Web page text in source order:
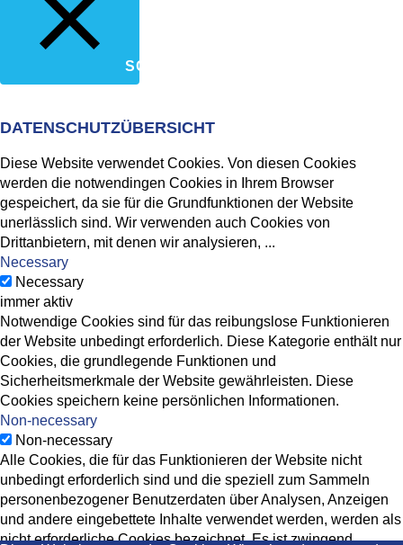
SCHLIESSEN
DATENSCHUTZÜBERSICHT
Diese Website verwendet Cookies. Von diesen Cookies
werden die notwendingen Cookies in Ihrem Browser
gespeichert, da sie für die Grundfunktionen der Website
unerlässlich sind. Wir verwenden auch Cookies von
Drittanbietern, mit denen wir analysieren, ...
Necessary
Necessary
immer aktiv
Notwendige Cookies sind für das reibungslose Funktionieren
der Website unbedingt erforderlich. Diese Kategorie enthält nur
Cookies, die grundlegende Funktionen und
Sicherheitsmerkmale der Website gewährleisten. Diese
Cookies speichern keine persönlichen Informationen.
Non-necessary
Non-necessary
Alle Cookies, die für das Funktionieren der Website nicht
unbedingt erforderlich sind und die speziell zum Sammeln
personenbezogener Benutzerdaten über Analysen, Anzeigen
und andere eingebettete Inhalte verwendet werden, werden als
nicht erforderliche Cookies bezeichnet. Es ist zwingend